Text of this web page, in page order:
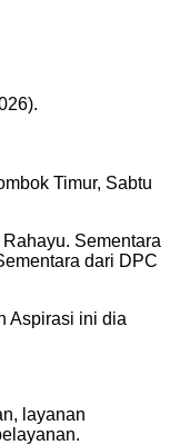
Timur, Sabtu
Sementara
dari DPC
Aspirasi ini dia
layanan